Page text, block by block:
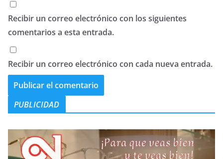
Recibir un correo electrónico con los siguientes
comentarios a esta entrada.
Recibir un correo electrónico con cada nueva entrada.
PUBLICIDAD